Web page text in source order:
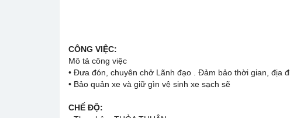
CÔNG VIỆC:
Mô tả công việc
• Đưa đón, chuyên chở Lãnh đạo . Đảm bảo thời gian, địa
• Bảo quản xe và giữ gìn vệ sinh xe sạch sẽ
CHẾ ĐỘ: